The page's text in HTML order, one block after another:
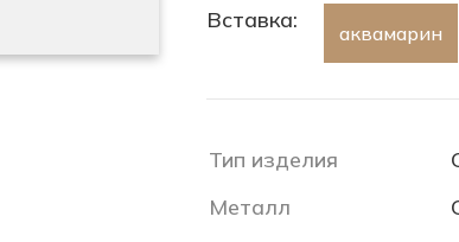
Вставка: аквамарин
Тип изделия
Металл